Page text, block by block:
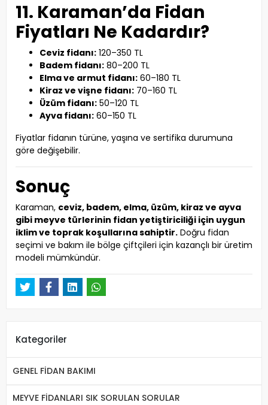
11. Karaman’da Fidan
Fiyatları Ne Kadardır?
Ceviz fidanı: 120–350 TL
Badem fidanı: 80–200 TL
Elma ve armut fidanı: 60–180 TL
Kiraz ve vişne fidanı: 70–160 TL
Üzüm fidanı: 50–120 TL
Ayva fidanı: 60–150 TL
Fiyatlar fidanın türüne, yaşına ve sertifika durumuna
göre değişebilir.
Sonuç
Karaman, ceviz, badem, elma, üzüm, kiraz ve ayva
gibi meyve türlerinin fidan yetiştiriciliği için uygun
iklim ve toprak koşullarına sahiptir. Doğru fidan
seçimi ve bakım ile bölge çiftçileri için kazançlı bir üretim
modeli mümkündür.
Kategoriler
GENEL FİDAN BAKIMI
MEYVE FİDANLARI SIK SORULAN SORULAR